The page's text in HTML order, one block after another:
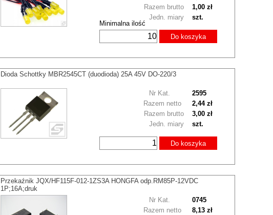
Minimalna ilość
Razem brutto 1,00 zł
Jedn. miary szt.
Do koszyka
Dioda Schottky MBR2545CT (duodioda) 25A 45V DO-220/3
Nr Kat. 2595
Razem brutto 3,00 zł
Razem netto 2,44 zł
Jedn. miary szt.
Do koszyka
Przekaźnik JQX/HF115F-012-1ZS3A HONGFA odp.RM85P-12VDC
1P;16A;druk
Nr Kat.
0745
Razem netto 8,13 zł